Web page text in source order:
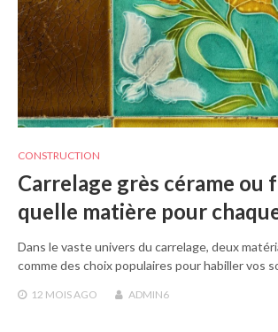
CONSTRUCTION
Carrelage grès cérame ou
quelle matière pour
Dans le vaste univers du carrelage, deux
comme des choix populaires pour habiller vos
12 MOISAGO ADMIN6